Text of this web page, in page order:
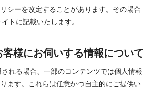
シーを改定することがあります。その場合
に記載いた し ま す 。
様にお伺いする情報 に つ い て
れる場合、一部のコンテンツでは個人情報
ます。これらは任意かつ自主的にご提供い